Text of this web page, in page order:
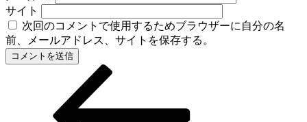
サイト
次回のコメントで使用するためブラウザーに自分の名
前、メールアドレス、サイトを保存する。